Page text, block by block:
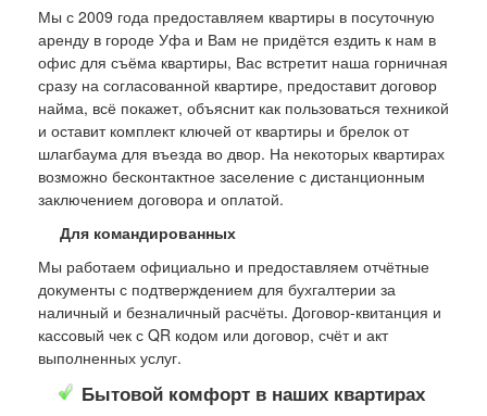
Мы с 2009 года предоставляем квартиры в посуточную
аренду в городе Уфа и Вам не придётся ездить к нам в
офис для съёма квартиры, Вас встретит наша горничная
сразу на согласованной квартире, предоставит договор
найма, всё покажет, объяснит как пользоваться техникой
и оставит комплект ключей от квартиры и брелок от
шлагбаума для въезда во двор. На некоторых квартирах
возможно бесконтактное заселение с дистанционным
заключением договора и оплатой.
Для командированных
Мы работаем официально и предоставляем отчётные
документы с подтверждением для бухгалтерии за
наличный и безналичный расчёты. Договор-квитанция и
кассовый чек с QR кодом или договор, счёт и акт
выполненных услуг.
Бытовой комфорт в наших квартирах